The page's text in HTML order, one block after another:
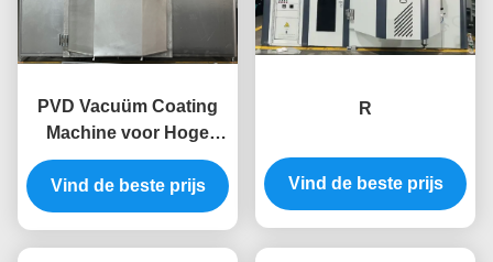
PVD Vacuüm Coating
Machine voor Hoge
Taaiheid Plastic
Accessoires met Anti-
slijtage Anti-
Vind de beste prijs
R
Vind de beste prijs